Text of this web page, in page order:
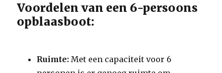
Voordelen van een 6-persoons
opblaasboot:
Ruimte: Met een capaciteit voor 6